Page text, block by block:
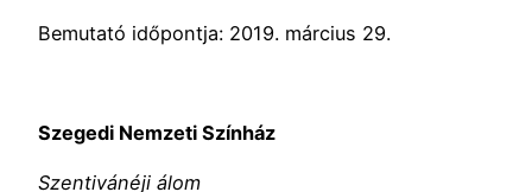
Bemutató időpontja: 2019. március 29.
Szegedi Nemzeti Színház
Szentivánéji álom